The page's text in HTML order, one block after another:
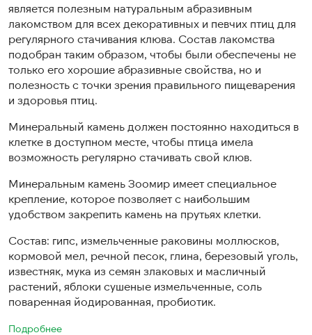
является полезным натуральным абразивным
лакомством для всех декоративных и певчих птиц для
регулярного стачивания клюва. Состав лакомства
подобран таким образом, чтобы были обеспечены не
только его хорошие абразивные свойства, но и
полезность с точки зрения правильного пищеварения
и здоровья птиц.
Минеральный камень должен постоянно находиться в
клетке в доступном месте, чтобы птица имела
возможность регулярно стачивать свой клюв.
Минеральным камень Зоомир имеет специальное
крепление, которое позволяет с наибольшим
удобством закрепить камень на прутьях клетки.
Состав: гипс, измельченные раковины моллюсков,
кормовой мел, речной песок, глина, березовый уголь,
известняк, мука из семян злаковых и масличный
растений, яблоки сушеные измельченные, соль
поваренная йодированная, пробиотик.
Подробнее